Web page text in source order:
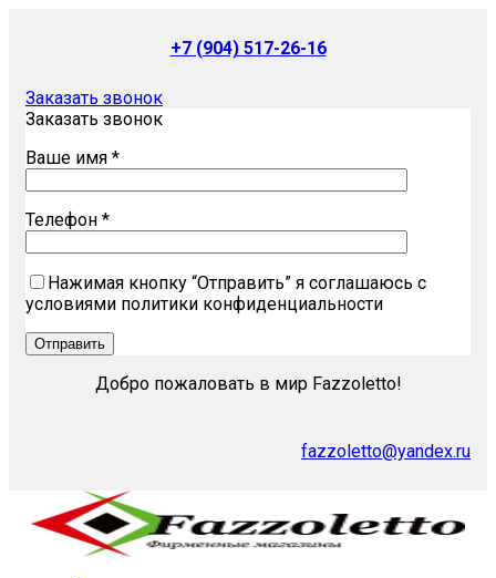
+7 (904) 517-26-16
Заказать звонок
Заказать звонок
Ваше имя *
Телефон *
Нажимая кнопку “Отправить” я соглашаюсь с
условиями политики конфиденциальности
Добро пожаловать в мир Fazzoletto!
fazzoletto@yandex.ru